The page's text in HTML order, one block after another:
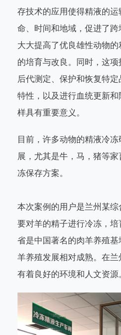
存技术的应用使得精液的
命、时间和地域，促进了
大大提高了优良雄性动物
的培育与改良。同时，这
后代测定、保护和恢复特
特性，以及进行血统更新
样具有重要意义。
目前，许多动物的精液冷
展，尤其是牛，马，猪等
冻保存方案。
本次案例的用户是兰州某
要对羊的精子进行冷冻，
省是中国著名的肉羊养殖
羊养殖发展相对成熟。在兰
有着良好的环境和人文资源